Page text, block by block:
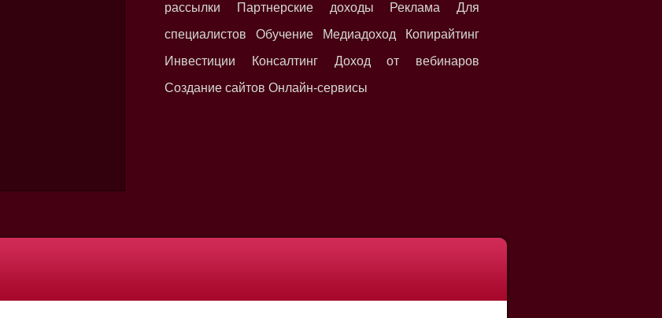
рассылки Партнерские доходы Реклама Для
специалистов Обучение Медиадоход Копирайтинг
Инвестиции Консалтинг Доход от вебинаров
Создание сайтов Онлайн-сервисы